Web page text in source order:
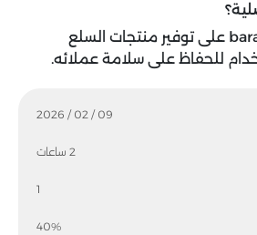
09 / 02 / 2026
2 ساعات
1
40%
نعم، حرص متجر barakat على توفير منتجات السلع
للحفاظ على سلامة عملائه.